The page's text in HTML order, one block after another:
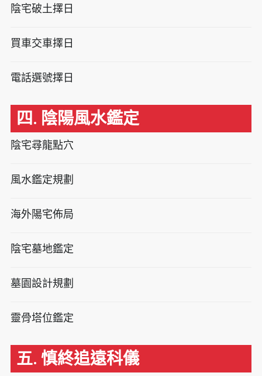
陰宅破土擇日
買車交車擇日
電話選號擇日
四. 陰陽風水鑑定
陰宅尋龍點穴
風水鑑定規劃
海外陽宅佈局
陰宅墓地鑑定
墓園設計規劃
靈骨塔位鑑定
五. 慎終追遠科儀